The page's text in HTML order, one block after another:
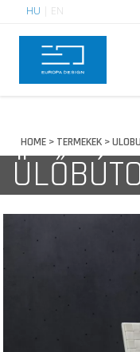
HU EN
HOME > TERMEKEK >